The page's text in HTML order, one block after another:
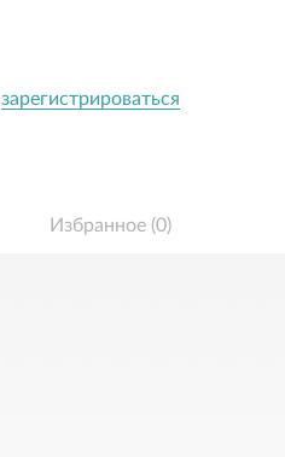
зарегистрироваться
Избранное (0)